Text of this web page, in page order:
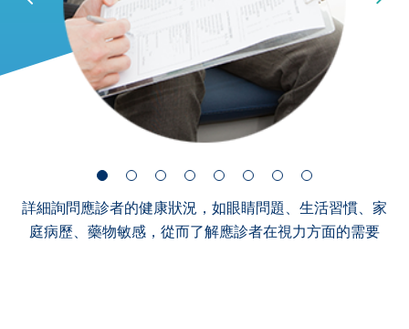
詳細詢問應診者的健康狀況，如眼睛問題、生活習慣、家
庭病歷、藥物敏感，從而了解應診者在視力方面的需要